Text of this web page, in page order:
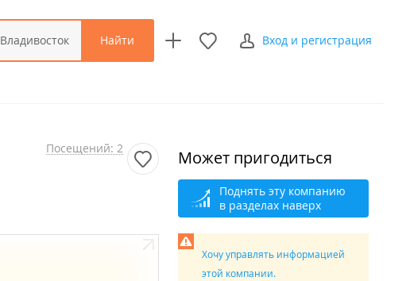
Владивосток Найти Вход и регистрация
Посещений: 2 Может пригодиться
Поднять эту компанию
в разделах наверх
Хочу управлять информацией
этой компании.